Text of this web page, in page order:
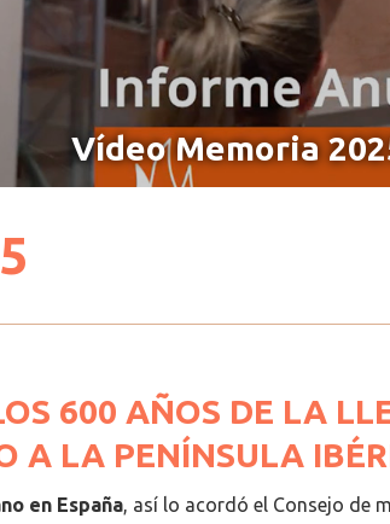
Vídeo Memoria
600 AÑOS DE LA
A LA PENÍNSULA
en España, así lo acordó el Consejo de